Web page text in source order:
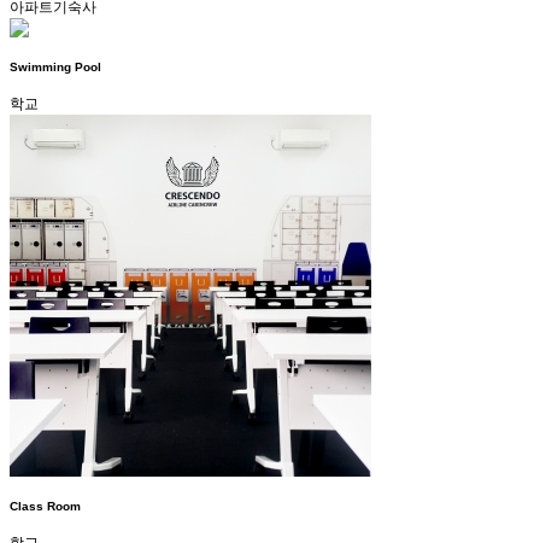
아파트기숙사
Swimming Pool
학교
Class Room